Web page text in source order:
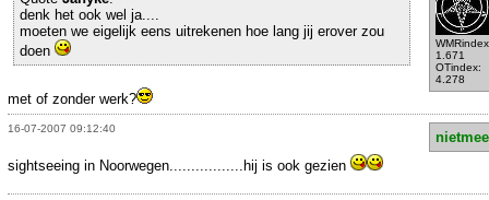
1.671
OTindex:
4.278
denk het ook wel ja....
moeten we eigelijk eens uitrekenen hoe lang jij erover zou
doen
met of zonder werk?
16-07-2007 09:12:40
sightseeing in Noorwegen.................hij is ook gezien